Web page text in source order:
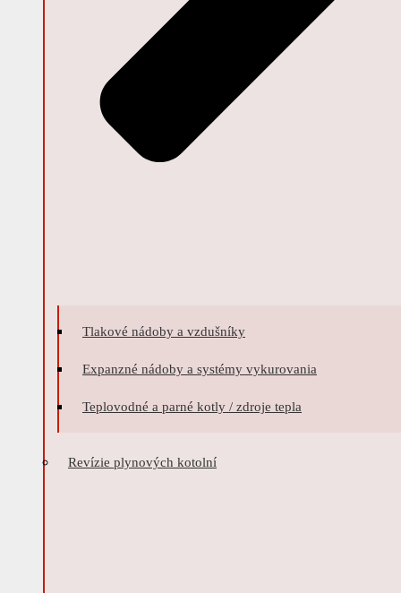
Tlakové nádoby a vzdušníky
Expanzné nádoby a systémy vykurovania
Teplovodné a parné kotly / zdroje tepla
Revízie plynových kotolní